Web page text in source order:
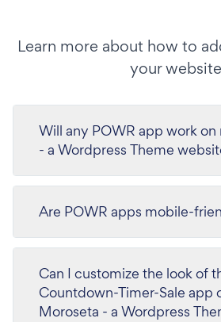
Learn more about how to
your
Will any POWR app work
- a Wordpress Theme
Are POWR apps mobile-
Can I customize the look of
Countdown-Timer-Sale app
Moroseta - a Wordpress